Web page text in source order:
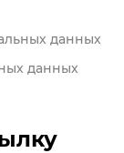
данных
данных